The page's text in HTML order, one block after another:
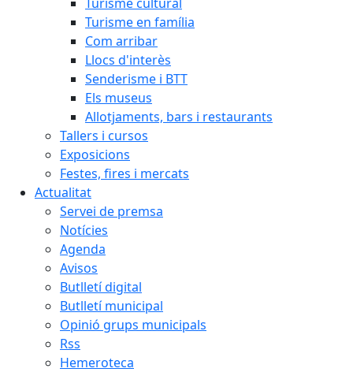
Turisme en família
Com arribar
Llocs d'interès
Senderisme i BTT
Els museus
Allotjaments, bars i restaurants
Tallers i cursos
Exposicions
Festes, fires i mercats
Actualitat
Servei de premsa
Notícies
Agenda
Avisos
Butlletí digital
Butlletí municipal
Opinió grups municipals
Rss
Hemeroteca